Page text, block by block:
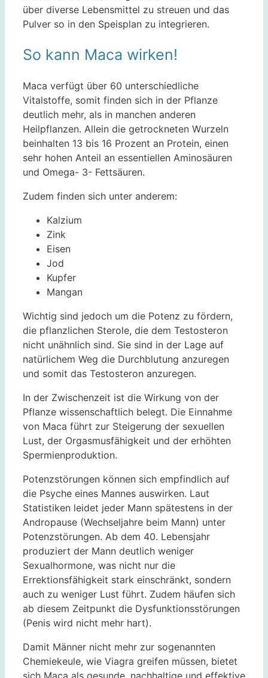
über diverse Lebensmittel zu streuen und das
Pulver so in den Speisplan zu integrieren.
So kann Maca wirken!
Maca verfügt über 60 unterschiedliche
Vitalstoffe, somit finden sich in der Pflanze
deutlich mehr, als in manchen anderen
Heilpflanzen. Allein die getrockneten Wurzeln
beinhalten 13 bis 16 Prozent an Protein, einen
sehr hohen Anteil an essentiellen Aminosäuren
und Omega- 3- Fettsäuren.
Zudem finden sich unter anderem:
Kalzium
Zink
Eisen
Jod
Kupfer
Mangan
Wichtig sind jedoch um die Potenz zu fördern,
die pflanzlichen Sterole, die dem Testosteron
nicht unähnlich sind. Sie sind in der Lage auf
natürlichem Weg die Durchblutung anzuregen
und somit das Testosteron anzuregen.
In der Zwischenzeit ist die Wirkung von der
Pflanze wissenschaftlich belegt. Die Einnahme
von Maca führt zur Steigerung der sexuellen
Lust, der Orgasmusfähigkeit und der erhöhten
Spermienproduktion.
Potenzstörungen können sich empfindlich auf
die Psyche eines Mannes auswirken. Laut
Statistiken leidet jeder Mann spätestens in der
Andropause (Wechseljahre beim Mann) unter
Potenzstörungen. Ab dem 40. Lebensjahr
produziert der Mann deutlich weniger
Sexualhormone, was nicht nur die
Errektionsfähigkeit stark einschränkt, sondern
auch zu weniger Lust führt. Zudem häufen sich
ab diesem Zeitpunkt die Dysfunktionsstörungen
(Penis wird nicht mehr hart).
Damit Männer nicht mehr zur sogenannten
Chemiekeule, wie Viagra greifen müssen, bietet
sich Maca als gesunde, nachhaltige und effektive